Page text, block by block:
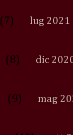
(7) lug 2021
(8) dic
(9) mag